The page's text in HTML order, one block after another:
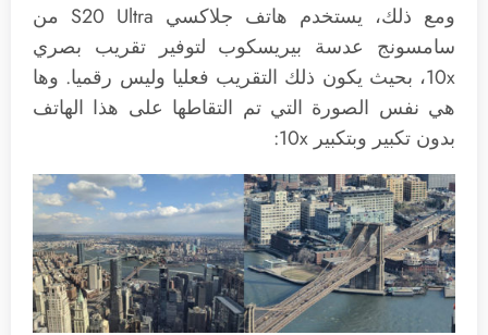
ومع ذلك، يستخدم هاتف جلاكسي S20 Ultra من
سامسونج عدسة بيريسكوب لتوفير تقريب بصري
10x، بحيث يكون ذلك التقريب فعليا وليس رقميا. وها
هي نفس الصورة التي تم التقاطها على هذا الهاتف
بدون تكبير وبتكبير 10x: